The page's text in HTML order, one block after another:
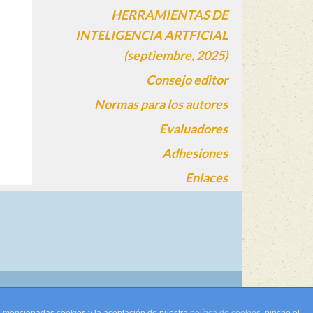
HERRAMIENTAS DE
INTELIGENCIA ARTFICIAL
(septiembre, 2025)
Consejo editor
Normas para los autores
Evaluadores
Adhesiones
Enlaces